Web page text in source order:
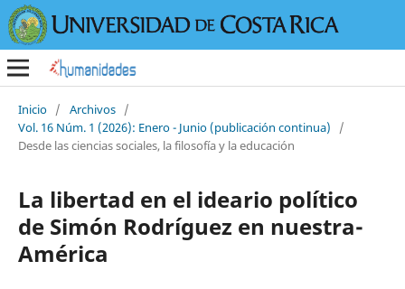
Inicio / Archivos /
Vol. 16 Núm. 1 (2026): Enero - Junio (publicación continua)
/
Desde las ciencias sociales, la filosofía y la educación
La libertad en el ideario político
de Simón Rodríguez en nuestra-
América